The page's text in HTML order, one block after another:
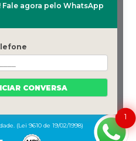
HOME
PARCEIROS
DO SITE
(Lei 9610 de 19/02/1998)
1
Fale agora pelo WhatsApp
CONVERSA